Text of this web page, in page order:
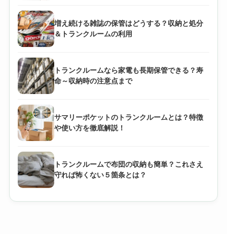
増え続ける雑誌の保管はどうする？収納と処分
＆トランクルームの利用
トランクルームなら家電も長期保管できる？寿
命～収納時の注意点まで
サマリーポケットのトランクルームとは？特徴
や使い方を徹底解説！
トランクルームで布団の収納も簡単？これさえ
守れば怖くない５箇条とは？